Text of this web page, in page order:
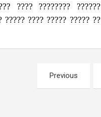
???? ???????? ??????
????? ???? ????? ????? ??
Previous